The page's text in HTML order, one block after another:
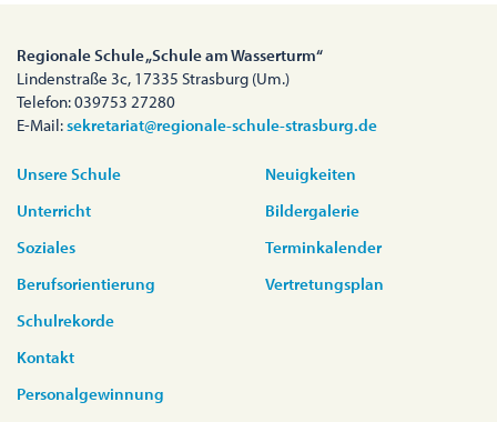
Unsere Schule
Unterricht
Soziales
Berufsorientierung
Schulrekorde
Kontakt
Personalgewinnung
Neuigkeiten
Bildergalerie
Terminkalender
Vertretungsplan
Regionale Schule „Schule am Wasserturm“
Lindenstraße 3c, 17335 Strasburg (Um.)
Telefon: 039753 27280
E-Mail:sekretariat@regionale-schule-strasburg.de